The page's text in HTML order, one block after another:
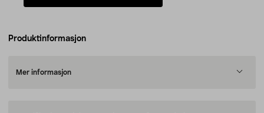
Produktinformasjon
Mer informasjon